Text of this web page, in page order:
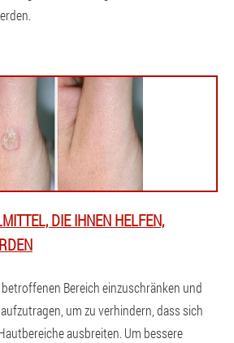
DIE IHNEN HELFEN,
Bereich einzuschränken und
um zu verhindern, dass sich
ausbreiten. Um bessere